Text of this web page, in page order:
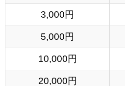
3,000円
5,000円
10,000円
20,000円